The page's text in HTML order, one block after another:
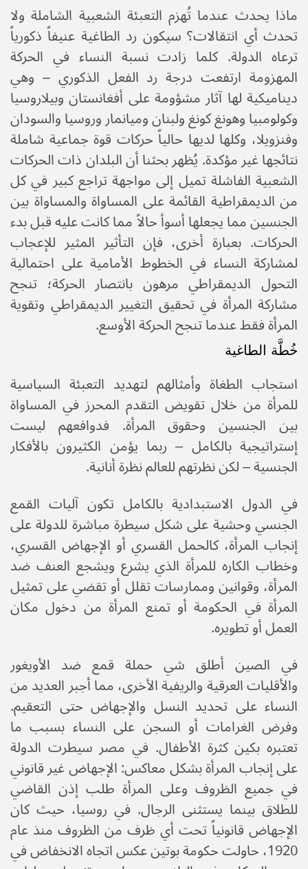
ماذا يحدث عندما تُهزم التعبئة الشعبية الشاملة ولا
تحدث أي انتقالات؟ سيكون رد الطاغية عنيفاً ذكورياً
ترعاه الدولة. كلما زادت نسبة النساء في الحركة
المهزومة ارتفعت درجة رد الفعل الذكوري – وهي
ديناميكية لها آثار مشؤومة على أفغانستان وبيلاروسيا
وكولومبيا وهونغ كونغ ولبنان وميانمار وروسيا والسودان
وفنزويلا، وكلها لديها حالياً حركات قوة جماعية شاملة
نتائجها غير مؤكدة. يُظهر بحثنا أن البلدان ذات الحركات
الشعبية الفاشلة تميل إلى مواجهة تراجع كبير في كل
من الديمقراطية القائمة على المساواة والمساواة بين
الجنسين مما يجعلها أسوأ حالاً مما كانت عليه قبل بدء
الحركات. بعبارة أخرى، فإن التأثير المثير للإعجاب
لمشاركة النساء في الخطوط الأمامية على احتمالية
التحول الديمقراطي مرهون بانتصار الحركة؛ تنجح
مشاركة المرأة في تحقيق التغيير الديمقراطي وتقوية
المرأة فقط عندما تنجح الحركة الأوسع.
خُطَّة الطاغية
استجاب الطغاة وأمثالهم لتهديد التعبئة السياسية
للمرأة من خلال تقويض التقدم المحرز في المساواة
بين الجنسين وحقوق المرأة. فدوافعهم ليست
إستراتيجية بالكامل – ربما يؤمن الكثيرون بالأفكار
الجنسية – لكن نظرتهم للعالم نظرة أنانية.
في الدول الاستبدادية بالكامل تكون آليات القمع
الجنسي وحشية على شكل سيطرة مباشرة للدولة على
إنجاب المرأة، كالحمل القسري أو الإجهاض القسري،
وخطاب الكاره للمرأة الذي يشرع ويشجع العنف ضد
المرأة، وقوانين وممارسات تقلل أو تقضي على تمثيل
المرأة في الحكومة أو تمنع المرأة من دخول مكان
العمل أو تطويره.
في الصين أطلق شي حملة قمع ضد الأويغور
والأقليات العرقية والريفية الأخرى، مما أجبر العديد من
النساء على تحديد النسل والإجهاض حتى التعقيم.
وفرض الغرامات أو السجن على النساء بسبب ما
تعتبره بكين كثرة الأطفال. في مصر سيطرت الدولة
على إنجاب المرأة بشكل معاكس: الإجهاض غير قانوني
في جميع الظروف وعلى المرأة طلب إذن القاضي
للطلاق بينما يستثنى الرجال. في روسيا، حيث كان
الإجهاض قانونياً تحت أي ظرف من الظروف منذ عام
1920، حاولت حكومة بوتين عكس اتجاه الانخفاض في